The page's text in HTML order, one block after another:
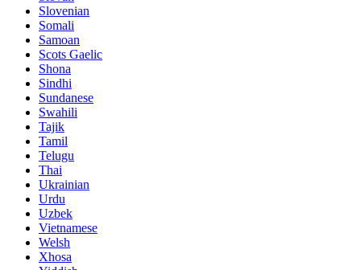
Slovenian
Somali
Samoan
Scots Gaelic
Shona
Sindhi
Sundanese
Swahili
Tajik
Tamil
Telugu
Thai
Ukrainian
Urdu
Uzbek
Vietnamese
Welsh
Xhosa